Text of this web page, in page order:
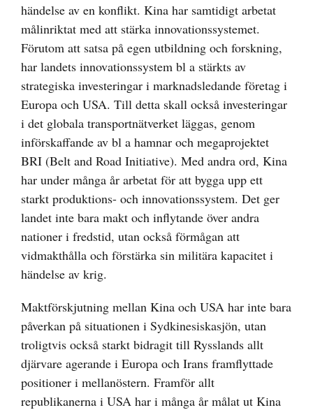
händelse av en konflikt. Kina har samtidigt arbetat
målinriktat med att stärka innovationssystemet.
Förutom att satsa på egen utbildning och forskning,
har landets innovationssystem bl a stärkts av
strategiska investeringar i marknadsledande företag i
Europa och USA. Till detta skall också investeringar
i det globala transportnätverket läggas, genom
införskaffande av bl a hamnar och megaprojektet
BRI (Belt and Road Initiative). Med andra ord, Kina
har under många år arbetat för att bygga upp ett
starkt produktions- och innovationssystem. Det ger
landet inte bara makt och inflytande över andra
nationer i fredstid, utan också förmågan att
vidmakthålla och förstärka sin militära kapacitet i
händelse av krig.
Maktförskjutning mellan Kina och USA har inte bara
påverkan på situationen i Sydkinesiskasjön, utan
troligtvis också starkt bidragit till Rysslands allt
djärvare agerande i Europa och Irans framflyttade
positioner i mellanöstern. Framför allt
republikanerna i USA har i många år målat ut Kina